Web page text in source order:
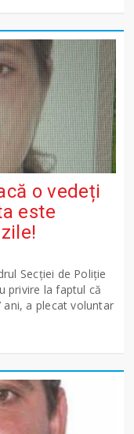
o vedeți
este
Secției de Poliție
privire la faptul că
ani, a plecat voluntar